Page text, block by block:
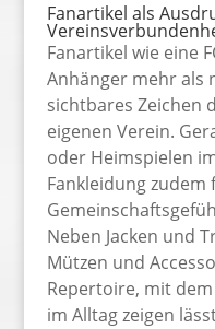
Fanartikel als
Fanartikel wie eine
Anhänger mehr als
sichtbares Zeichen
eigenen Verein.
oder Heimspielen
Fankleidung zudem
Neben Jacken und
Mützen und
Repertoire, mit
im Alltag zeigen